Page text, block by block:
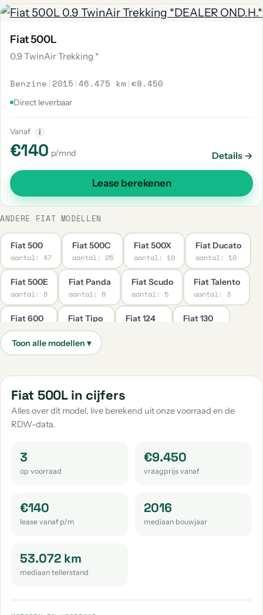
Fiat 500L
0.9 TwinAir Trekking *
Benzine | 2015 |46.475 km |€9.450
Direct leverbaar
Vanaf i
€140 p/mnd Details →
Lease berekenen
ANDERE FIAT MODELLEN
Fiat 500
aantal: 47
Fiat 500C
aantal: 25
Fiat 500X
aantal: 10
Fiat Ducato
aantal: 10
Fiat 500E
aantal: 8
Fiat Panda
aantal: 6
Fiat Scudo
aantal: 5
Fiat Talento
aantal: 3
Fiat 600
aantal: 2
Fiat Tipo
aantal: 2
Fiat 124 Fiat 130
Fiat Doblo Fiat Freemont
Fiat Overige
aantal: 1
Fiat Spider
aantal: 1
Fiat 500L in cijfers
Alles over dít model, live berekend uit onze voorraad en de
RDW-data.
3
op voorraad
€9.450
vraagprijs vanaf
€140
lease vanaf p/m
2016
mediaan bouwjaar
53.072 km
mediaan tellerstand